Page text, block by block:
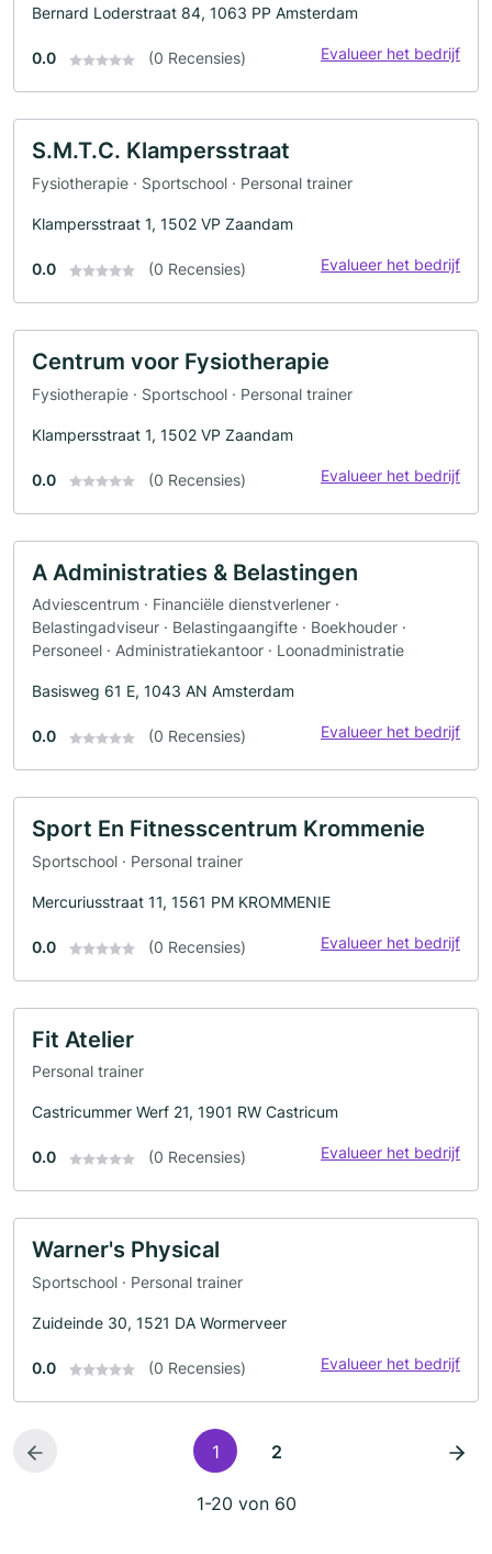
Bernard Loderstraat 84, 1063 PP Amsterdam
0.0 (0 Recensies) Evalueer het bedrijf
S.M.T.C. Klampersstraat
Fysiotherapie · Sportschool · Personal trainer
Klampersstraat 1, 1502 VP Zaandam
0.0 (0 Recensies) Evalueer het bedrijf
Centrum voor Fysiotherapie
Fysiotherapie · Sportschool · Personal trainer
Klampersstraat 1, 1502 VP Zaandam
0.0 (0 Recensies) Evalueer het bedrijf
A Administraties & Belastingen
Adviescentrum · Financiële dienstverlener ·
Belastingadviseur · Belastingaangifte · Boekhouder ·
Personeel · Administratiekantoor · Loonadministratie
Basisweg 61 E, 1043 AN Amsterdam
0.0 (0 Recensies) Evalueer het bedrijf
Sport En Fitnesscentrum Krommenie
Sportschool · Personal trainer
Mercuriusstraat 11, 1561 PM KROMMENIE
0.0 (0 Recensies) Evalueer het bedrijf
Fit Atelier
Personal trainer
Castricummer Werf 21, 1901 RW Castricum
0.0 (0 Recensies) Evalueer het bedrijf
Warner's Physical
Sportschool · Personal trainer
Zuideinde 30, 1521 DA Wormerveer
0.0 (0 Recensies) Evalueer het bedrijf
1 2
1-20 von 60